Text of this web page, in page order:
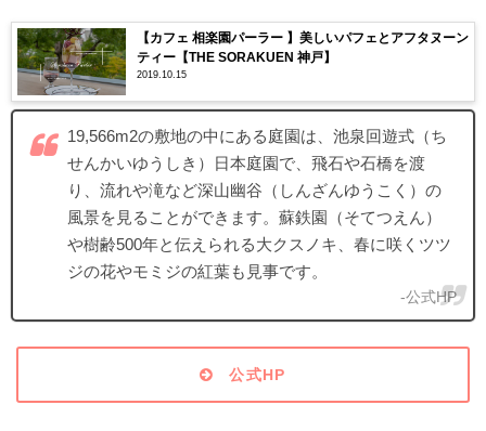
【カフェ 相楽園パーラー 】美しいパフェとアフタヌーン
ティー【THE SORAKUEN 神戸】
2019.10.15
19,566m2の敷地の中にある庭園は、池泉回遊式（ち
せんかいゆうしき）日本庭園で、飛石や石橋を渡
り、流れや滝など深山幽谷（しんざんゆうこく）の
風景を見ることができます。蘇鉄園（そてつえん）
や樹齢500年と伝えられる大クスノキ、春に咲くツツ
ジの花やモミジの紅葉も見事です。
-公式HP
公式HP